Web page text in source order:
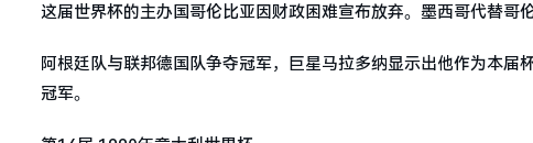
这届世界杯的主办国哥伦比亚因财政困难宣布放弃。墨西哥代替哥
阿根廷队与联邦德国队争夺冠军，巨星马拉多纳显示出他作为本
冠军。